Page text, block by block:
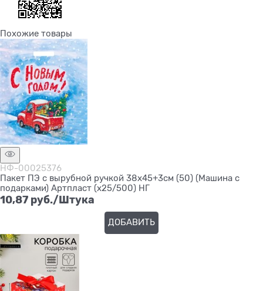
Похожие товары
НФ-00025376
Пакет ПЭ с вырубной ручкой 38х45+3см (50) (Машина с
подарками) Артпласт (х25/500) НГ
10,87 руб./Штука
ДОБАВИТЬ